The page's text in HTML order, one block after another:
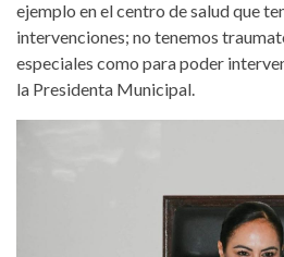
ejemplo en el centro de salud que
intervenciones; no tenemos
especiales como para poder
la Presidenta Municipal.